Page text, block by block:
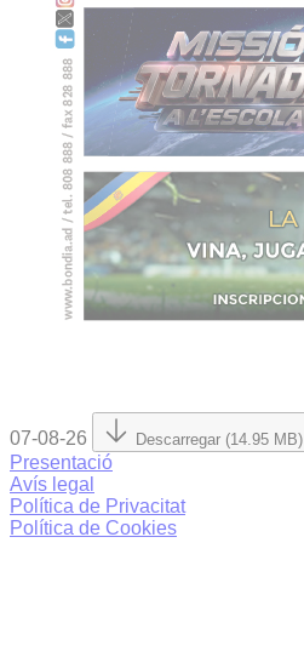
07-08-26 Descarregar (14.95 MB)
Presentació
Avís legal
Política de Privacitat
Política de Cookies